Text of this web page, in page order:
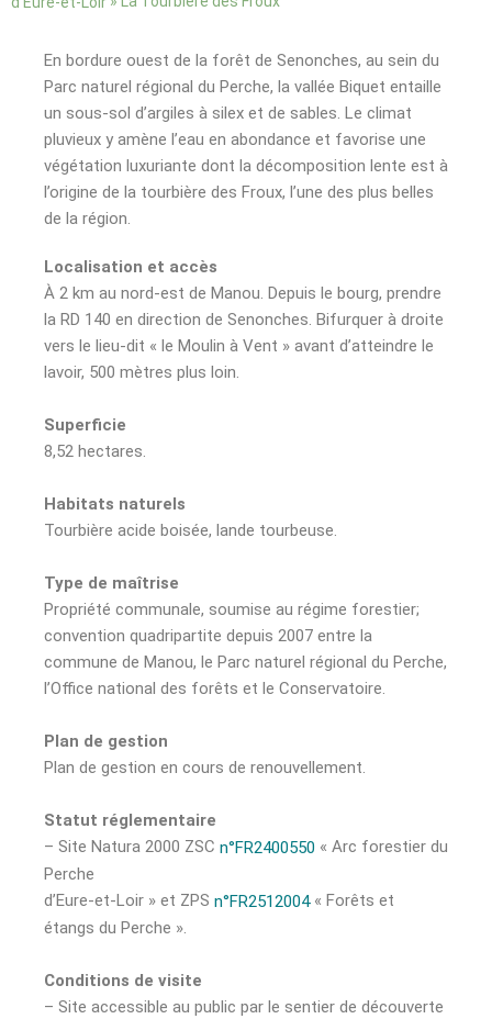
En bordure ouest de la forêt de Senonches, au sein du
Parc naturel régional du Perche, la vallée Biquet entaille
un sous-sol d’argiles à silex et de sables. Le climat
pluvieux y amène l’eau en abondance et favorise une
végétation luxuriante dont la décomposition lente est à
l’origine de la tourbière des Froux, l’une des plus belles
de la région.
Localisation et accès
À 2 km au nord-est de Manou. Depuis le bourg, prendre
la RD 140 en direction de Senonches. Bifurquer à droite
vers le lieu-dit « le Moulin à Vent » avant d’atteindre le
lavoir, 500 mètres plus loin.
Superficie
8,52 hectares.
Habitats naturels
Tourbière acide boisée, lande tourbeuse.
Type de maîtrise
Propriété communale, soumise au régime forestier;
convention quadripartite depuis 2007 entre la
commune de Manou, le Parc naturel régional du Perche,
l’Office national des forêts et le Conservatoire.
Plan de gestion
Plan de gestion en cours de renouvellement.
Statut réglementaire
– Site Natura 2000 ZSC n°FR2400550 « Arc forestier du
Perche
d’Eure-et-Loir » et ZPS n°FR2512004« Forêts et
étangs du Perche ».
Conditions de visite
– Site accessible au public par le sentier de découverte